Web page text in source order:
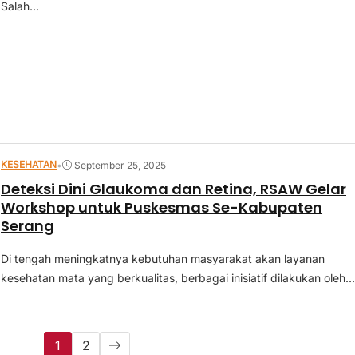
Salah...
KESEHATAN• September 25, 2025
Deteksi Dini Glaukoma dan Retina, RSAW Gelar
Workshop untuk Puskesmas Se-Kabupaten
Serang
Di tengah meningkatnya kebutuhan masyarakat akan layanan
kesehatan mata yang berkualitas, berbagai inisiatif dilakukan oleh...
1 2